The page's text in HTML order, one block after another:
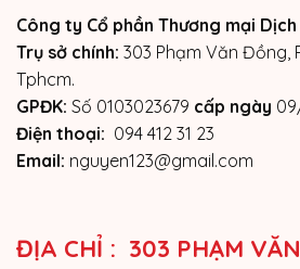
Công ty Cổ phần Thương mại Dịch
Trụ sở chính: 303 Phạm Văn Đồng,
Tphcm.
GPĐK: Số 0103023679 cấp ngày
Điện thoại: 094 412 31 23
Email: nguyen123@gmail.com
ĐỊA CHỈ : 303 PHẠM